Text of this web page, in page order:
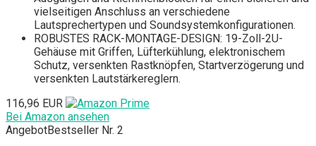
vielseitigen Anschluss an verschiedene
Lautsprechertypen und Soundsystemkonfigurationen.
ROBUSTES RACK-MONTAGE-DESIGN: 19-Zoll-2U-
Gehäuse mit Griffen, Lüfterkühlung, elektronischem
Schutz, versenkten Rastknöpfen, Startverzögerung und
versenkten Lautstärkereglern.
116,96 EUR
Bei Amazon ansehen
AngebotBestseller Nr. 2